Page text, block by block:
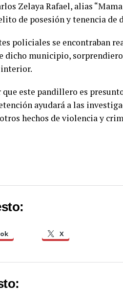
Zelaya Rafael, alias
de posesión y tenencia de
policiales se encontraban
dicho municipio,
interior.
que este pandillero es
ayudará a las
hechos de violencia y
X